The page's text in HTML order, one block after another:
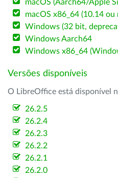
macOS (Aarch64/Apple
macOS x86_64 (10.14 ou
Windows (32 bit,
Windows Aarch64
Windows x86_64
Versões disponíveis
O LibreOffice está disponível
26.2.5
26.2.4
26.2.3
26.2.2
26.2.1
26.2.0